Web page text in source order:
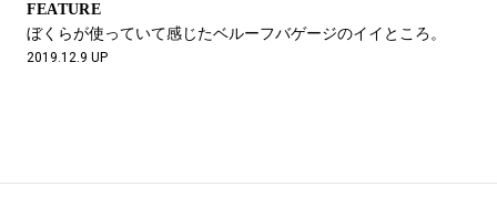
FEATURE
ぼくらが使っていて感じたベルーフバゲージのイイところ。
2019.12.9 UP